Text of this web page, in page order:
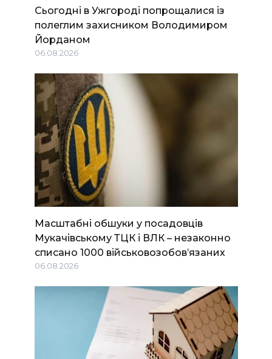
Сьогодні в Ужгороді попрощалися із
полеглим захисником Володимиром
Йорданом
06.08.2026
Масштабні обшуки у посадовців
Мукачівському ТЦК і ВЛК – незаконно
списано 1000 військовозобов’язаних
06.08.2026